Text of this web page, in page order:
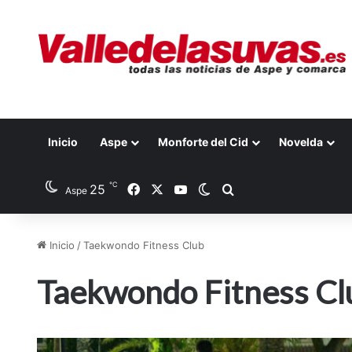
Inicio Aspe Monforte del Cid Novelda
Aspe 25 ℃ FacebookYouTubeSwitch skin
Inicio /Taekwondo Fitness Club
Taekwondo Fitness